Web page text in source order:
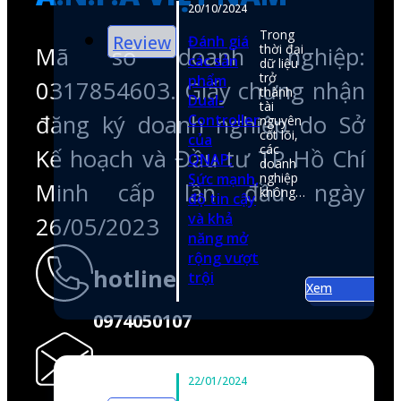
Minh cấp lần đầu ngày
26/05/2023
hotline
0974050107
email
shop@anfatech.com.vn